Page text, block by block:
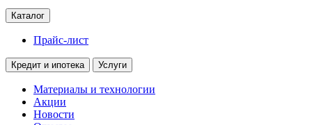
Каталог
Прайс-лист
Кредит и ипотека Услуги
Материалы и технологии
Акции
Новости